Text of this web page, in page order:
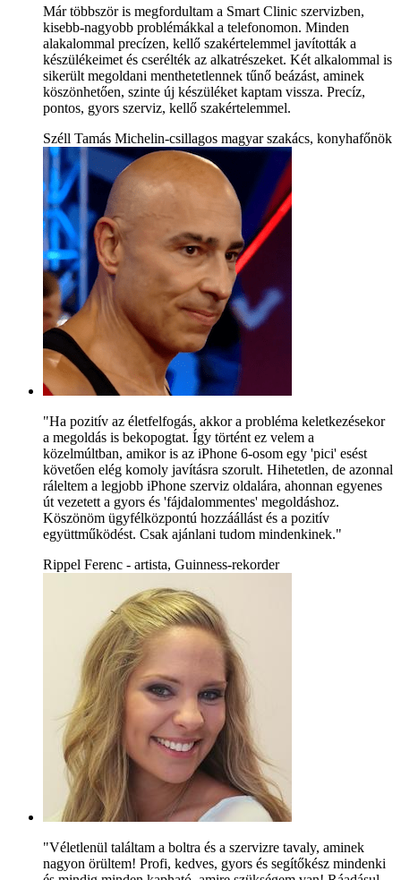
Már többször is megfordultam a Smart Clinic szervizben,
kisebb-nagyobb problémákkal a telefonomon. Minden
alakalommal precízen, kellő szakértelemmel javították a
készülékeimet és cserélték az alkatrészeket. Két alkalommal is
sikerült megoldani menthetetlennek tűnő beázást, aminek
köszönhetően, szinte új készüléket kaptam vissza. Precíz,
pontos, gyors szerviz, kellő szakértelemmel.
Széll Tamás Michelin-csillagos magyar szakács, konyhafőnök
"Ha pozitív az életfelfogás, akkor a probléma keletkezésekor
a megoldás is bekopogtat. Így történt ez velem a
közelmúltban, amikor is az iPhone 6-osom egy 'pici' esést
követően elég komoly javításra szorult. Hihetetlen, de azonnal
ráleltem a legjobb iPhone szerviz oldalára, ahonnan egyenes
út vezetett a gyors és 'fájdalommentes' megoldáshoz.
Köszönöm ügyfélközpontú hozzáállást és a pozitív
együttműködést. Csak ajánlani tudom mindenkinek."
Rippel Ferenc - artista, Guinness-rekorder
"Véletlenül találtam a boltra és a szervizre tavaly, aminek
nagyon örültem! Profi, kedves, gyors és segítőkész mindenki